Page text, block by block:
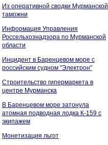
Из оперативной сводки Мурманской
таможни
Информация Управления
Россельхознадзора по Мурманской
области
Инцидент в Баренцевом море с
российским судном "Электрон"
Строительство гипермаркета в
центре Мурманска
В Баренцевом море затонула
атомная подводная лодка К-159 с
экипажем
Монетизация льгот